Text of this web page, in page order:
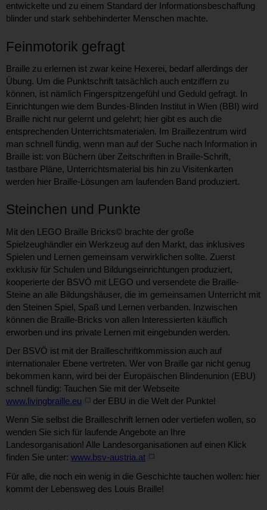
entwickelte und zu einem Standard der Informationsbeschaffung
blinder und stark sehbehinderter Menschen machte.
Feinmotorik gefragt
Braille zu erlernen ist zwar keine Hexerei, bedarf allerdings der
Übung. Um die Punktschrift tatsächlich auch entziffern zu
können, ist nämlich Fingerspitzengefühl und Geduld gefragt. In
Einrichtungen wie dem Bundes-Blinden Institut in Wien (BBI) wird
Braille nicht nur gelernt und gelehrt; hier gibt es auch die
entsprechenden Unterrichtsmaterialen. Im Braillezentrum wird
man schnell fündig, wenn man auf der Suche nach Information in
Braille ist: von Büchern über Zeitschriften in Braille-Schrift,
tastbare Pläne, Unterrichtsmaterial bis hin zu Visitenkarten
werden hier Braille-Lösungen am laufenden Band produziert.
Steinchen und Punkte
Mit den LEGO Braille Bricks© brachte der große
Spielzeughändler ein Werkzeug auf den Markt, das inklusives
Spielen und Lernen gemeinsam verwirklichen sollte. Zuerst
exklusiv für Schulen und Bildungseinrichtungen produziert,
kooperierte der BSVÖ mit LEGO und versendete die Braille-
Steine an alle Bildungshäuser, die im gemeinsamen Unterricht mit
den Steinen Spiel, Spaß und Lernen verbanden. Inzwischen
können die Braille-Bricks von allen Interessierten käuflich
erworben und ins private Lernen mit eingebunden werden.
Der BSVÖ ist mit der Brailleschriftkommission auch auf
internationaler Ebene vertreten. Wer von Braille gar nicht genug
bekommen kann, wird bei der Europäischen Blindenunion (EBU)
schnell fündig: Tauchen Sie mit der Webseite
www.livingbraille.eu
der EBU in die Welt der Punkte!
Wenn Sie selbst die Brailleschrift lernen oder vertiefen wollen, so
wenden Sie sich für laufende Angebote an Ihre
Landesorganisation! Alle Landesorganisationen auf einen Klick
finden Sie unter: www.bsv-austria.at
Für alle, die noch ein wenig in die Geschichte tauchen wollen: hier
kommt der Lebensweg des Louis Braille!